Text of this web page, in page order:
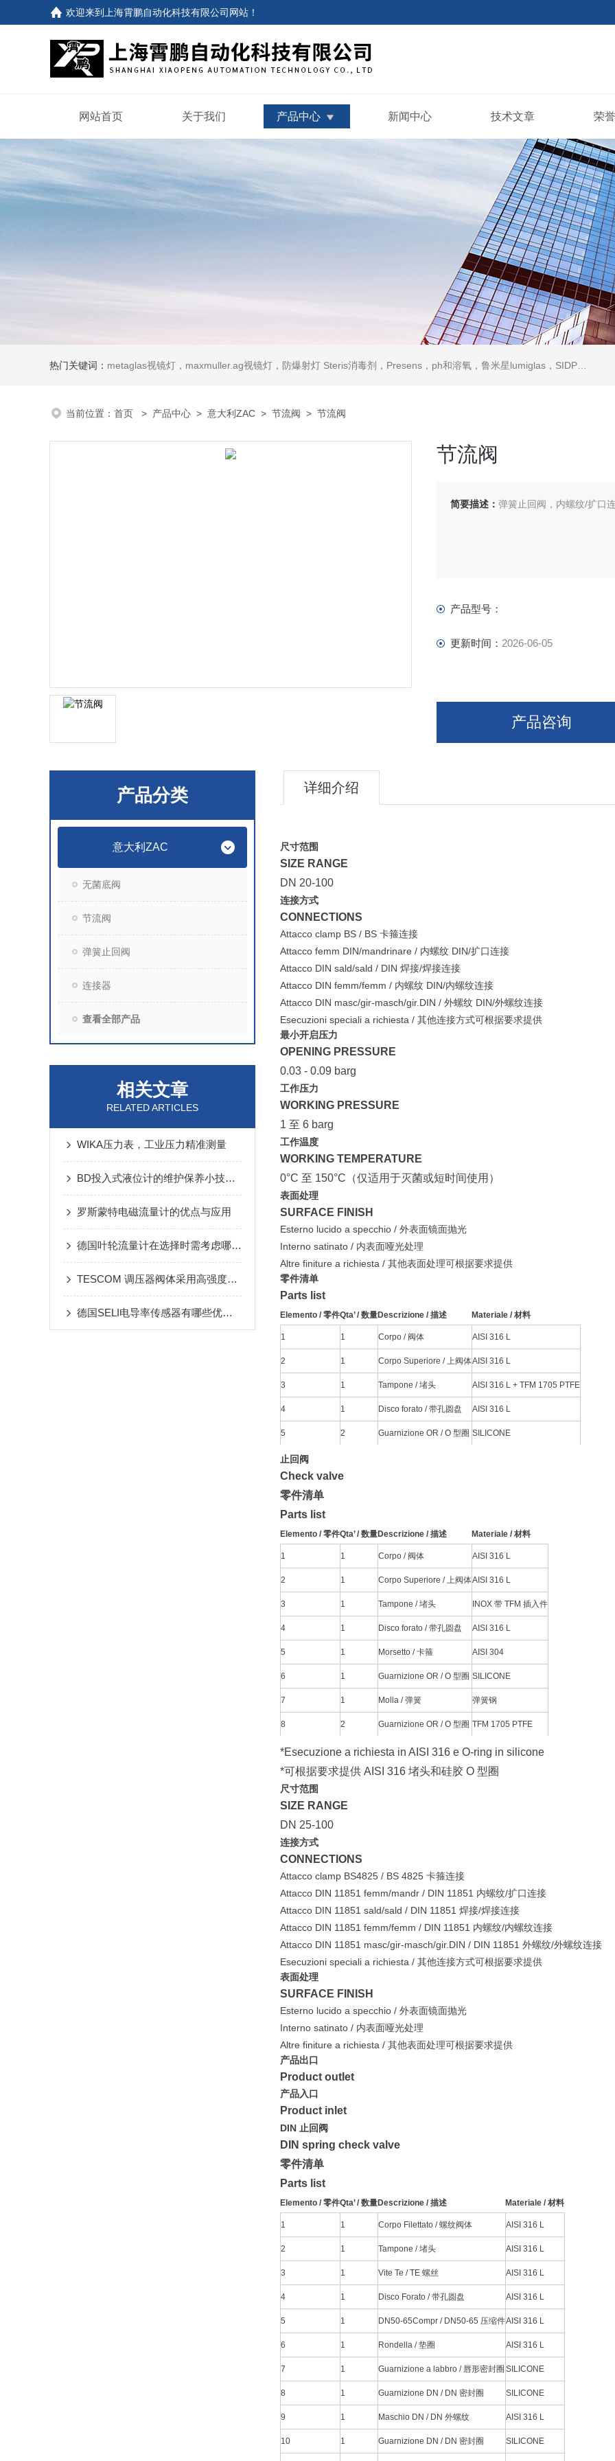
欢迎来到 上海霄鹏自动化科技有限公司网站 ！
网站首页 关于我们 产品中心 新闻中心 技术文章 荣
热门关键词： metaglas视镜灯，maxmuller.ag视镜灯，防爆射灯 Steris消毒剂，Presens，ph和溶氧，鲁米星lumiglas，SIDPH露点仪，进口气体分析仪
当前位置： 首页 > 产品中心 > 意大利ZAC > 节流阀 > 节流阀
节流阀
简要描述： 弹簧止回阀，内螺纹/扩口
产品型号：
更新时间： 2026-06-05
产品咨询
产品分类
意大利ZAC
无菌底阀
节流阀
弹簧止回阀
连接器
查看全部产品
相关文章
RELATED ARTICLES
WIKA压力表，工业压力精准测量
BD投入式液位计的维护保养小技巧分享
罗斯蒙特电磁流量计的优点与应用
德国叶轮流量计在选择时需考虑哪些因素？
TESCOM 调压器阀体采用高强度耐腐蚀金属或工程塑料制成
德国SELI电导率传感器有哪些优点呢
详细介绍
尺寸范围
SIZE RANGE
DN 20-100
连接方式
CONNECTIONS
Attacco clamp BS / BS 卡箍连接
Attacco femm DIN/mandrinare / 内螺纹 DIN/扩口连接
Attacco DIN sald/sald / DIN 焊接/焊接连接
Attacco DIN femm/femm / 内螺纹 DIN/内螺纹连接
Attacco DIN masc/gir-masch/gir.DIN / 外螺纹 DIN/外螺纹连接
Esecuzioni speciali a richiesta / 其他连接方式可根据要求提供
最小开启压力
OPENING PRESSURE
0.03 - 0.09 barg
工作压力
WORKING PRESSURE
1 至 6 barg
工作温度
WORKING TEMPERATURE
0°C 至 150°C（仅适用于灭菌或短时间使用）
表面处理
SURFACE FINISH
Esterno lucido a specchio / 外表面镜面抛光
Interno satinato / 内表面哑光处理
Altre finiture a richiesta / 其他表面处理可根据要求提供
零件清单
Parts list
Elemento / 零件Qta’ / 数量Descrizione / 描述 Materiale / 材料
1 1 Corpo / 阀体 AISI 316 L
2 1 Corpo Superiore / 上阀体AISI 316 L
3 1 Tampone / 堵头 AISI 316 L + TFM 1705 PTFE
4 1 Disco forato / 带孔圆盘 AISI 316 L
5 2 Guarnizione OR / O 型圈 SILICONE
止回阀
Check valve
零件清单
Parts list
Elemento / 零件Qta’ / 数量Descrizione / 描述 Materiale / 材料
1 1 Corpo / 阀体 AISI 316 L
2 1 Corpo Superiore / 上阀体AISI 316 L
3 1 Tampone / 堵头 INOX 带 TFM 插入件
4 1 Disco forato / 带孔圆盘 AISI 316 L
5 1 Morsetto / 卡箍 AISI 304
6 1 Guarnizione OR / O 型圈 SILICONE
7 1 Molla / 弹簧 弹簧钢
8 2 Guarnizione OR / O 型圈 TFM 1705 PTFE
*Esecuzione a richiesta in AISI 316 e O-ring in silicone
*可根据要求提供 AISI 316 堵头和硅胶 O 型圈
尺寸范围
SIZE RANGE
DN 25-100
连接方式
CONNECTIONS
Attacco clamp BS4825 / BS 4825 卡箍连接
Attacco DIN 11851 femm/mandr / DIN 11851 内螺纹/扩口连接
Attacco DIN 11851 sald/sald / DIN 11851 焊接/焊接连接
Attacco DIN 11851 femm/femm / DIN 11851 内螺纹/内螺纹连接
Attacco DIN 11851 masc/gir-masch/gir.DIN / DIN 11851 外螺纹/外螺纹连接
Esecuzioni speciali a richiesta / 其他连接方式可根据要求提供
表面处理
SURFACE FINISH
Esterno lucido a specchio / 外表面镜面抛光
Interno satinato / 内表面哑光处理
Altre finiture a richiesta / 其他表面处理可根据要求提供
产品出口
Product outlet
产品入口
Product inlet
DIN 止回阀
DIN spring check valve
零件清单
Parts list
Elemento / 零件Qta’ / 数量Descrizione / 描述 Materiale / 材料
1 1 Corpo Filettato / 螺纹阀体 AISI 316 L
2 1 Tampone / 堵头 AISI 316 L
3 1 Vite Te / TE 螺丝 AISI 316 L
4 1 Disco Forato / 带孔圆盘 AISI 316 L
5 1 DN50-65Compr / DN50-65 压缩件AISI 316 L
6 1 Rondella / 垫圈 AISI 316 L
7 1 Guarnizione a labbro / 唇形密封圈 SILICONE
8 1 Guarnizione DN / DN 密封圈 SILICONE
9 1 Maschio DN / DN 外螺纹 AISI 316 L
10 1 Guarnizione DN / DN 密封圈 SILICONE